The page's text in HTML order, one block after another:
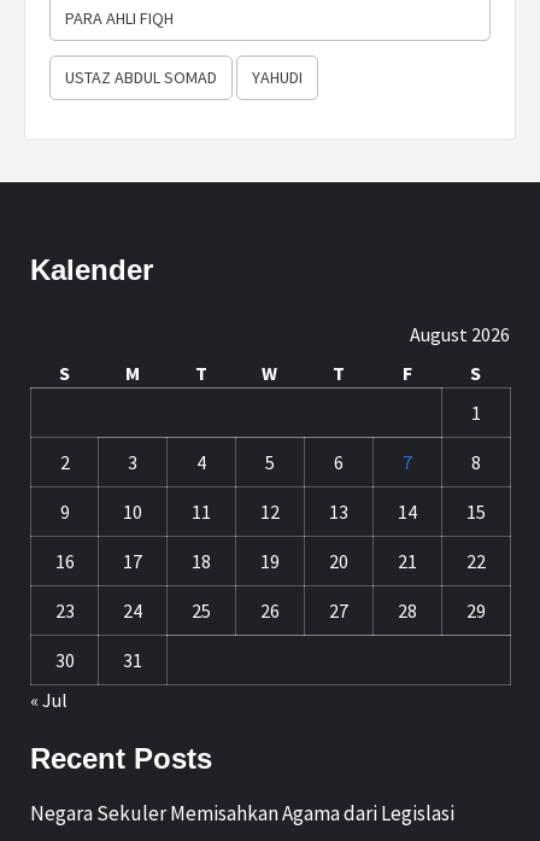
PARA AHLI FIQH
USTAZ ABDUL SOMAD YAHUDI
Kalender
August 2026
S
M T W T F
S
1
2 3 4 5 6 7 8
9 10 11 12 13 14 15
16 17 18 19 20 21 22
23 24 25 26 27 28 29
30
31
« Jul
Recent Posts
Negara Sekuler Memisahkan Agama dari Legislasi